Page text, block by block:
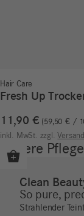
Hair Care
Fresh Up
11,90 € 59,50€/
inkl. MwSt. zzgl. Versand
Unsere
Clean
So pure,
Strahlender